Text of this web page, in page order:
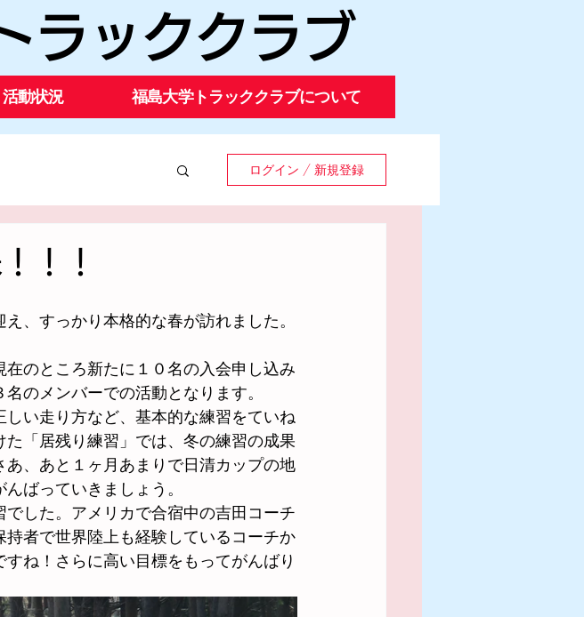
ラッククラブ
活動状況 福島大学トラッククラブについて
2016年度
年度～2007年度
2002年度
度
ログイン / 新規登録
！！
、すっかり本格的な春が訪れました。
のところ新たに１０名の入会申し込み
名のメンバーでの活動となります。
い走り方など、基本的な練習をていね
「居残り練習」では、冬の練習の成果
、あと１ヶ月あまりで日清カップの地
ばっていきましょう。
した。アメリカで合宿中の吉田コーチ
者で世界陸上も経験しているコーチか
ね！さらに高い目標をもってがんばり